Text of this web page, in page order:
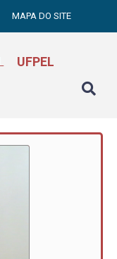
MAPA DO SITE
UFPEL